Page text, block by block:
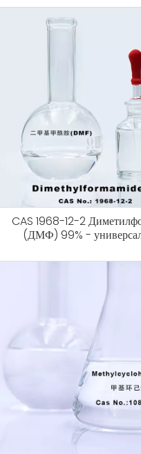
форм для
промышленности
CAS 1968-12-2
(ДМФ) 99% -
нефтехимических